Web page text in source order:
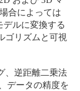
合によっては
ルに変換する
ゴリズムと可視
、逆距離二乗法
データの精度を